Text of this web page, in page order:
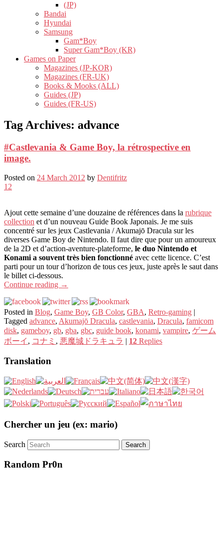
(JP)
Bandai
Hyundai
Samsung
Gam*Boy
Super Gam*Boy (KR)
Games on Paper
Magazines (JP-KOR)
Magazines (FR-UK)
Books & Mooks (ALL)
Guides (JP)
Guides (FR-US)
Tag Archives: advance
#Castlevania & Game Boy, la rétrospective en
image.
Posted on 24 March 2012 by Dentifritz
12
Ajout cette semaine d’une douzaine de références dans la rubrique
collection et d’un nouveau Guide Book Japonais. Je me suis
concentré sur les jeux Castlevania / Akumajō Dracula sur les
diverses Game Boy de Nintendo. Il faut dire que pour un amoureux
de la 2D et d’action-aventure-plateforme, le duo Nintendo et
Konami a souvent très bien fonctionné avec cette licence. C’est
parti pour un tour d’horizon de tous ces jeux, juste après le saut dans
le billet ci-dessous.
Continue reading →
Posted in Blog, Game Boy, GB Color, GBA, Retro-gaming |
Tagged advance, Akumajō Dracula, castlevania, Dracula, famicom
disk, gameboy, gb, gba, gbc, guide book, konami, vampire, ゲーム
ボーイ , コナミ , 悪魔城ドラキュラ | 12 Replies
Translation
Chercher un jeu (ex: mario)
Search
Random Pr0n